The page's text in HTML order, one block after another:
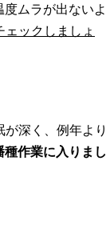
ムラが出ないよ
ックしましょ
深く、例年より
作業に入りまし